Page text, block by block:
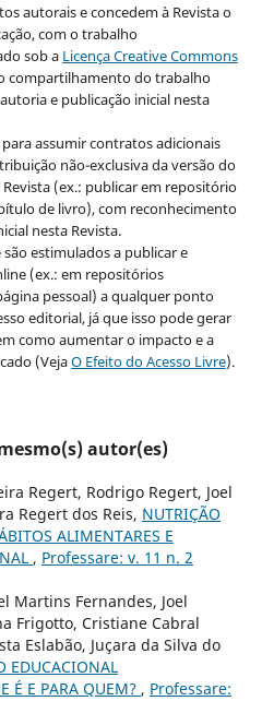
autorais e concedem à Revista o
com o trabalho
sob a Licença Creative Commons
compartilhamento do trabalho
e publicação inicial nesta
assumir contratos adicionais
não-exclusiva da versão do
(ex.: publicar em repositório
de livro), com reconhecimento
nesta Revista.
estimulados a publicar e
(ex.: em repositórios
pessoal) a qualquer ponto
editorial, já que isso pode gerar
como aumentar o impacto e a
(VejaO Efeito do Acesso Livre).
autor(es)
Regert, Rodrigo Regert, Joel
Regert dos Reis, NUTRIÇÃO
ALIMENTARES E
, Professare: v. 11 n. 2
Martins Fernandes, Joel
Frigotto, Cristiane Cabral
Eslabão, Juçara da Silva do
EDUCACIONAL
É E PARA QUEM? , Professare: